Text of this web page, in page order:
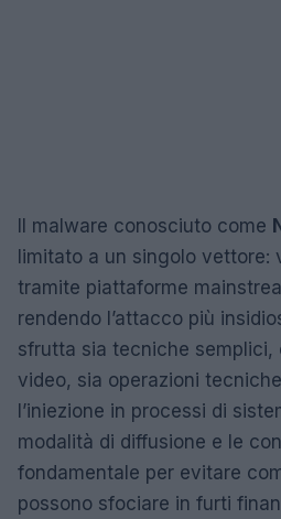
Il malware conosciuto come
limitato a un singolo vettore:
tramite piattaforme
rendendo l’attacco più
sfrutta sia tecniche semplici,
video, sia operazioni
l’iniezione in processi di
modalità di diffusione e le
fondamentale per evitare
possono sfociare in furti